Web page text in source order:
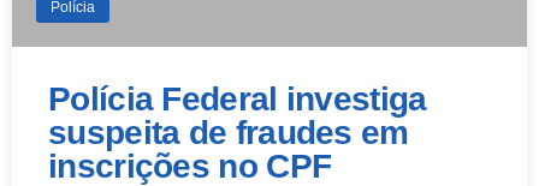
Polícia
Polícia Federal investiga
suspeita de fraudes em
inscrições no CPF